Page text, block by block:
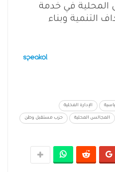
المحلية في خدمة
التنمية وبناء
الإدارة المحلية
المجالس المحلية حزب مستقبل وطن